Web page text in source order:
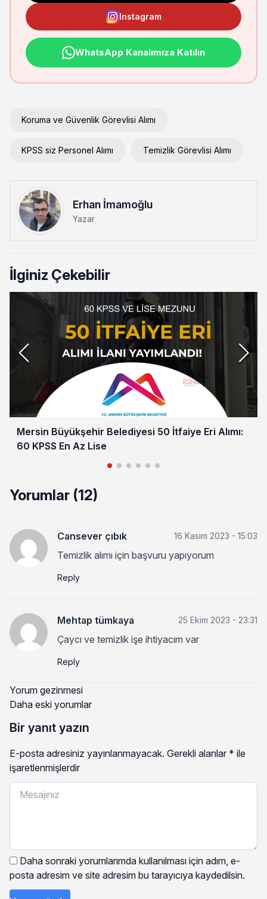
Instagram
WhatsApp Kanalımıza Katılın
Koruma ve Güvenlik Görevlisi Alımı
KPSS siz Personel Alımı Temizlik Görevlisi Alımı
Erhan İmamoğlu
Yazar
İlginiz Çekebilir
Mersin Büyükşehir Belediyesi 50 İtfaiye Eri Alımı:
60 KPSS En Az Lise
Yorumlar (12)
Cansever çıbık 16 Kasım 2023 - 15:03
Temizlik alımı için başvuru yapıyorum
Reply
Mehtap tümkaya 25 Ekim 2023 - 23:31
Çaycı ve temizlik işe ihtiyacım var
Reply
Yorum gezinmesi
Daha eski yorumlar
Bir yanıt yazın
E-posta adresiniz yayınlanmayacak. Gerekli alanlar * ile
işaretlenmişlerdir
Daha sonraki yorumlarımda kullanılması için adım, e-
posta adresim ve site adresim bu tarayıcıya kaydedilsin.